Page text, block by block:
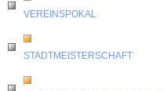
VEREINSPOKAL
STADTMEISTERSCHAFT